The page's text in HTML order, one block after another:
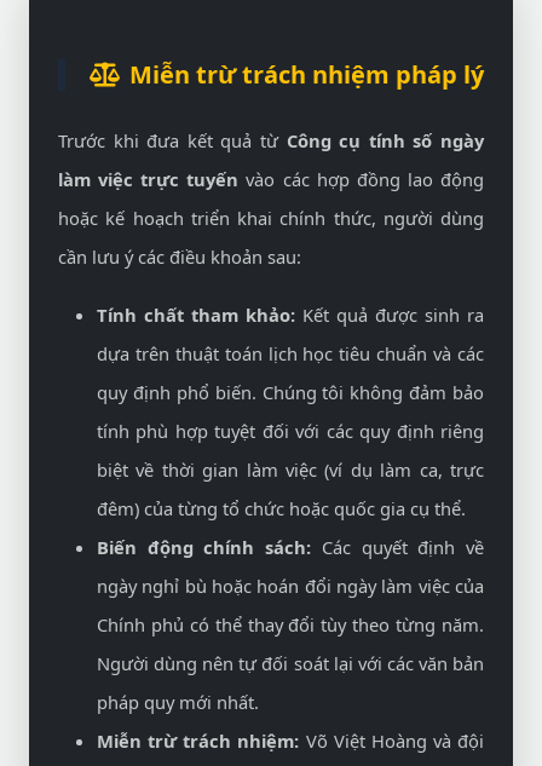
Miễn trừ trách nhiệm pháp lý
Trước khi đưa kết quả từ Công cụ tính số ngày
làm việc trực tuyến vào các hợp đồng lao động
hoặc kế hoạch triển khai chính thức, người dùng
cần lưu ý các điều khoản sau:
Tính chất tham khảo: Kết quả được sinh ra
dựa trên thuật toán lịch học tiêu chuẩn và các
quy định phổ biến. Chúng tôi không đảm bảo
tính phù hợp tuyệt đối với các quy định riêng
biệt về thời gian làm việc (ví dụ làm ca, trực
đêm) của từng tổ chức hoặc quốc gia cụ thể.
Biến động chính sách: Các quyết định về
ngày nghỉ bù hoặc hoán đổi ngày làm việc của
Chính phủ có thể thay đổi tùy theo từng năm.
Người dùng nên tự đối soát lại với các văn bản
pháp quy mới nhất.
Miễn trừ trách nhiệm: Võ Việt Hoàng và đội